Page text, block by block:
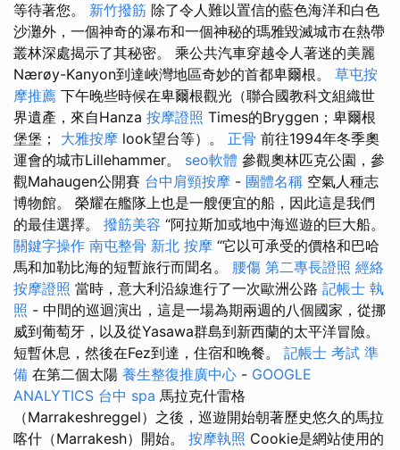
等待著您。 新竹撥筋 除了令人難以置信的藍色海洋和白色
沙灘外，一個神奇的瀑布和一個神秘的瑪雅毀滅城市在熱帶
叢林深處揭示了其秘密。 乘公共汽車穿越令人著迷的美麗
Nærøy-Kanyon到達峽灣地區奇妙的首都卑爾根。 草屯按
摩推薦 下午晚些時候在卑爾根觀光（聯合國教科文組織世
界遺產，來自Hanza 按摩證照 Times的Bryggen；卑爾根
堡堡； 大雅按摩 look望台等）。 正骨 前往1994年冬季奧
運會的城市Lillehammer。 seo軟體 參觀奧林匹克公園，參
觀Mahaugen公開賽 台中肩頸按摩 - 團體名稱 空氣人種志
博物館。 榮耀在艦隊上也是一艘便宜的船，因此這是我們
的最佳選擇。 撥筋美容 “阿拉斯加或地中海巡遊的巨大船。
關鍵字操作 南屯整骨 新北 按摩 “它以可承受的價格和巴哈
馬和加勒比海的短暫旅行而聞名。 腰傷 第二專長證照 經絡
按摩證照 當時，意大利沿線進行了一次歐洲公路 記帳士 執
照 - 中間的巡迴演出，這是一場為期兩週的八個國家，從挪
威到葡萄牙，以及從Yasawa群島到新西蘭的太平洋冒險。
短暫休息，然後在Fez到達，住宿和晚餐。 記帳士 考試 準
備 在第二個太陽 養生整復推廣中心 - GOOGLE
ANALYTICS 台中 spa 馬拉克什雷格
（Marrakeshreggel）之後，巡遊開始朝著歷史悠久的馬拉
喀什（Marrakesh）開始。 按摩執照 Cookie是網站使用的